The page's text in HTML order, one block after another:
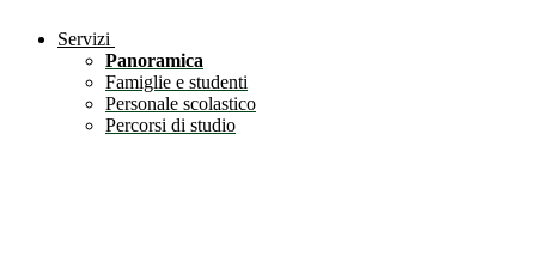
Servizi
Panoramica
Famiglie e studenti
Personale scolastico
Percorsi di studio